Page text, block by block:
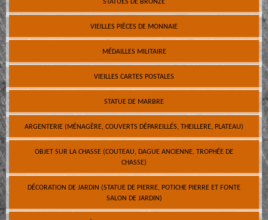
STATUES DE BRONZE
VIEILLES PIÈCES DE MONNAIE
MÉDAILLES MILITAIRE
VIEILLES CARTES POSTALES
STATUE DE MARBRE
ARGENTERIE (MÉNAGÈRE, COUVERTS DÉPAREILLÉS, THEILLERE, PLATEAU)
OBJET SUR LA CHASSE (COUTEAU, DAGUE ANCIENNE, TROPHÉE DE
CHASSE)
DÉCORATION DE JARDIN (STATUE DE PIERRE, POTICHE PIERRE ET FONTE
SALON DE JARDIN)